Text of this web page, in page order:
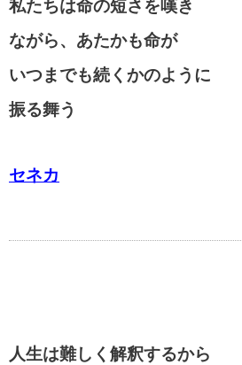
私たちは命の短さを嘆き
ながら、あたかも命が
いつまでも続くかのように
振る舞う
セネカ
人生は難しく解釈するから